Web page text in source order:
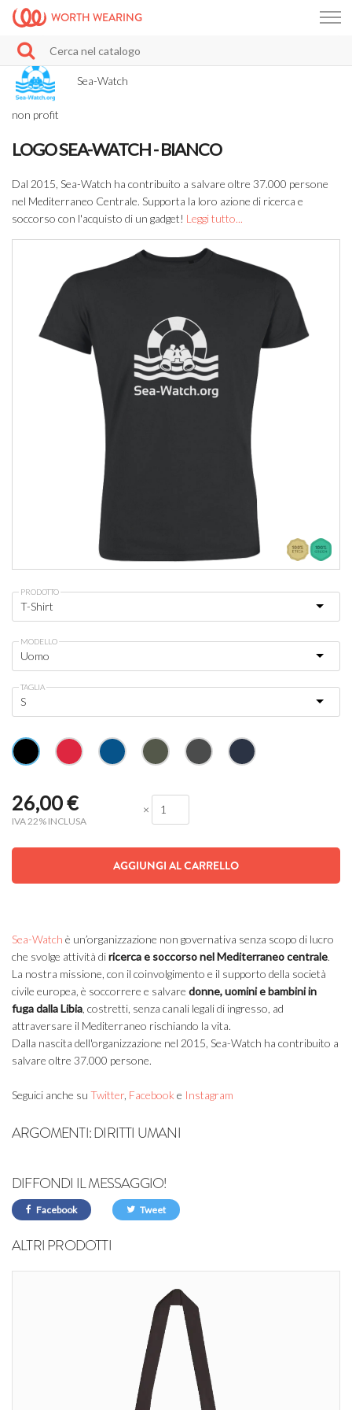
WORTH WEARING
Sea-Watch
non profit
LOGO SEA-WATCH - BIANCO
Dal 2015, Sea-Watch ha contribuito a salvare oltre 37.000 persone
nel Mediterraneo Centrale. Supporta la loro azione di ricerca e
soccorso con l'acquisto di un gadget! Leggi tutto...
PRODOTTO
MODELLO
TAGLIA
26,00€
IVA 22% INCLUSA
×
AGGIUNGI AL CARRELLO
Sea-Watch è un’organizzazione non governativa senza scopo di lucro
che svolge attività diricerca e soccorso nel Mediterraneo centrale.
La nostra missione, con il coinvolgimento e il supporto della società
civile europea, è soccorrere e salvare donne, uomini e bambini in
fuga dalla Libia , costretti, senza canali legali di ingresso, ad
attraversare il Mediterraneo rischiando la vita.
Dalla nascita dell'organizzazione nel 2015, Sea-Watch ha contribuito a
salvare oltre 37.000 persone.
Seguici anche su Twitter, Facebook e Instagram
ARGOMENTI:DIRITTI UMANI
DIFFONDI IL MESSAGGIO!
Facebook Tweet
ALTRI PRODOTTI